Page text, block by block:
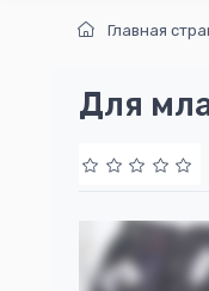
Главная
Для